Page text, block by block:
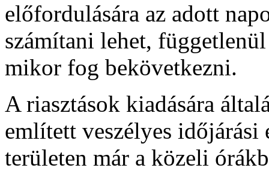
előfordulására az adott
számítani lehet,
mikor fog bekövetkezni.
A riasztások kiadására
említett veszélyes időjárási
területen már a közeli